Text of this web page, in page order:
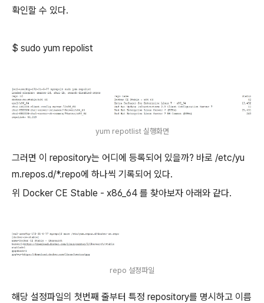
확인할 수 있다.
$ sudo yum repolist
yum repotlist 실행화면
그러면 이 repository는 어디에 등록되어 있을까? 바로 /etc/yu
m.repos.d/*.repo에 하나씩 기록되어 있다.
위 Docker CE Stable - x86_64 를 찾아보자 아래와 같다.
repo 설정파일
해당 설정파일의 첫번째 줄부터 특정 repository를 명시하고 이름